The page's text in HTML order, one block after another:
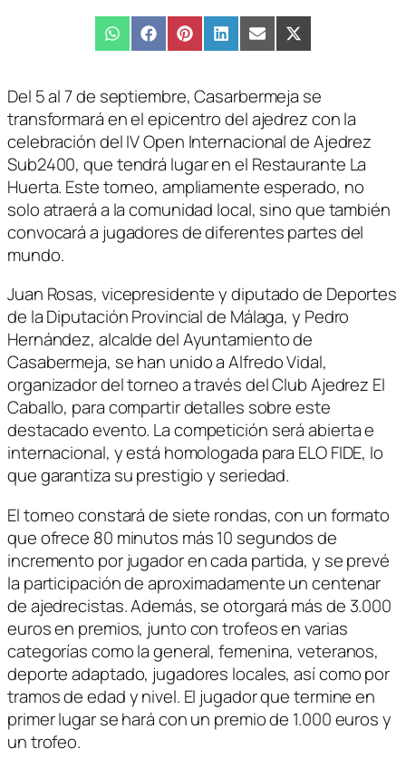
Compartir
en
WhatsAppCompartir
en
FacebookCompartir
en
PinterestCompartir
en
LinkedInCompartir
en
EmailCompartir
en
X
(Twitter)
Del 5 al 7 de septiembre, Casarbermeja se
transformará en el epicentro del ajedrez con la
celebración del IV Open Internacional de Ajedrez
Sub2400, que tendrá lugar en el Restaurante La
Huerta. Este torneo, ampliamente esperado, no
solo atraerá a la comunidad local, sino que también
convocará a jugadores de diferentes partes del
mundo.
Juan Rosas, vicepresidente y diputado de Deportes
de la Diputación Provincial de Málaga, y Pedro
Hernández, alcalde del Ayuntamiento de
Casabermeja, se han unido a Alfredo Vidal,
organizador del torneo a través del Club Ajedrez El
Caballo, para compartir detalles sobre este
destacado evento. La competición será abierta e
internacional, y está homologada para ELO FIDE, lo
que garantiza su prestigio y seriedad.
El torneo constará de siete rondas, con un formato
que ofrece 80 minutos más 10 segundos de
incremento por jugador en cada partida, y se prevé
la participación de aproximadamente un centenar
de ajedrecistas. Además, se otorgará más de 3.000
euros en premios, junto con trofeos en varias
categorías como la general, femenina, veteranos,
deporte adaptado, jugadores locales, así como por
tramos de edad y nivel. El jugador que termine en
primer lugar se hará con un premio de 1.000 euros y
un trofeo.